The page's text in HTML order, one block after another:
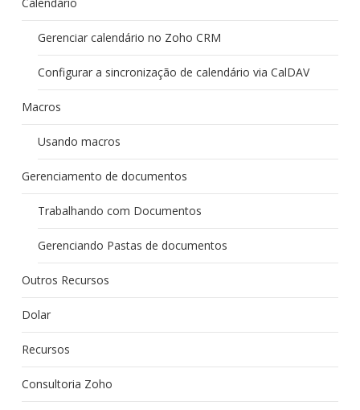
Gerenciar calendário no Zoho CRM
Configurar a sincronização de calendário via CalDAV
Macros
Usando macros
Gerenciamento de documentos
Trabalhando com Documentos
Gerenciando Pastas de documentos
Outros Recursos
Dolar
Recursos
Consultoria Zoho